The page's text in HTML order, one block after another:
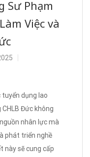
Sư Phạm
Việc và
tuyển dụng lao
Đức không
nhân lực mà
phát triển nghề
này sẽ cung cấp